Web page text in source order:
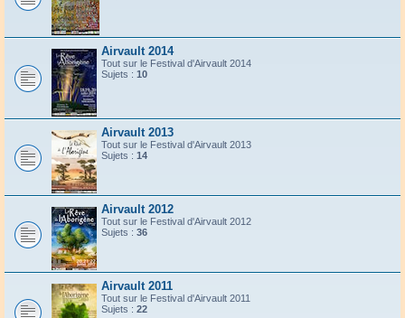
Airvault 2014
Tout sur le Festival d'Airvault 2014
Sujets : 10
Airvault 2013
Tout sur le Festival d'Airvault 2013
Sujets : 14
Airvault 2012
Tout sur le Festival d'Airvault 2012
Sujets : 36
Airvault 2011
Tout sur le Festival d'Airvault 2011
Sujets : 22